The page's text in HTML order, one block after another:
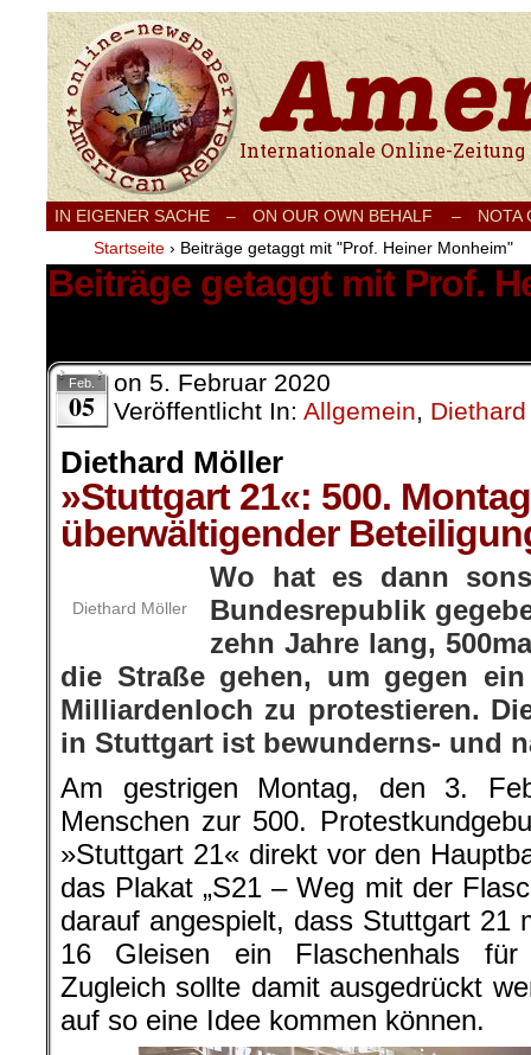
Internationale Onlinezeitung für Frieden,
IN EIGENER SACHE – ON OUR OWN BEHALF –
NOTA
Startseite › Beiträge getaggt mit "Prof. Heiner Monheim"
Beiträge getaggt mit Prof.
Feb.
05
on 5. Februar 2020
Veröffentlicht In: Allgemein,
Diethard Möller
»Stuttgart 21«: 500.
überwältigender
Diethard Möller
Wo hat es dann
Bundesrepublik
zehn Jahre lang,
die Straße gehen, um gegen
Milliardenloch zu protestieren.
in Stuttgart ist bewunderns- und
Am gestrigen Montag, den 3.
Menschen zur 500.
»Stuttgart 21« direkt vor den
das Plakat „S21 – Weg mit der
darauf angespielt, dass Stuttgart 21
16 Gleisen ein Flaschenhals
Zugleich sollte damit ausgedrückt
auf so eine Idee kommen können.